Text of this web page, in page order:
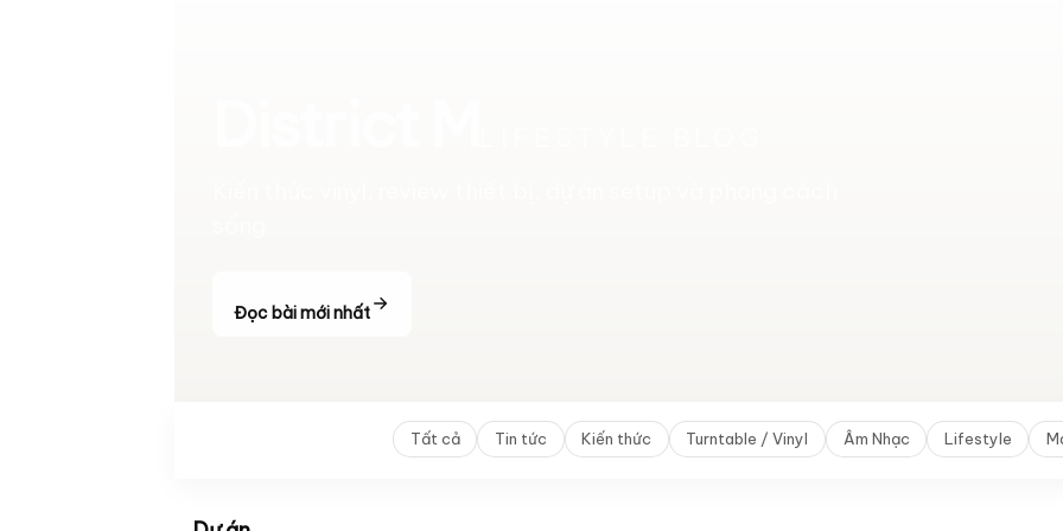
Đọc bài mới nhất
Tất cả Tin tức Kiến thức Turntable / Vinyl Âm Nhạc Lifestyle